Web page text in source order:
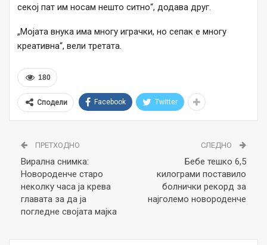
секој пат им носам нешто ситно“, додава друг.
„Мојата внука има многу играчки, но сепак е многу
креативна“, вели третата.
180
Сподели Facebook Twitter
ПРЕТХОДНО
Вирална снимка:
Новороденче старо
неколку часа ја крева
главата за да ја
погледне својата мајка
СЛЕДНО
Бебе тешко 6,5
килограми поставило
болнички рекорд за
најголемо новороденче